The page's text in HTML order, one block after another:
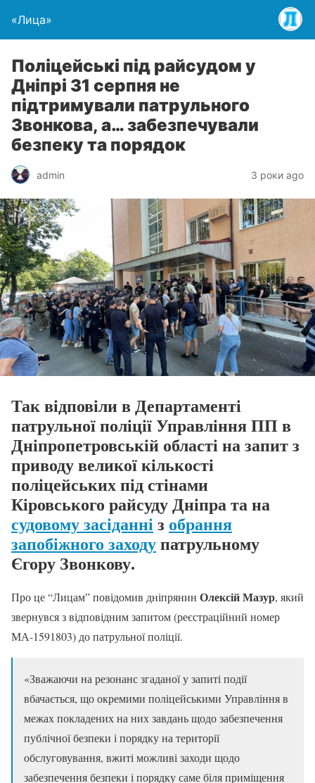
«Лица»
Поліцейські під райсудом у
Дніпрі 31 серпня не
підтримували патрульного
Звонкова, а… забезпечували
безпеку та порядок
admin 3 роки ago
Так відповіли в Департаменті
патрульної поліції Управління ПП в
Дніпропетровській області на запит з
приводу великої кількості
поліцейських під стінами
Кіровського райсуду Дніпра та на
судовому засіданніз обрання
запобіжного заходупатрульному
Єгору Звонкову.
Про це “Лицам” повідомив дніпрянин Олексій Мазур, який
звернувся з відповідним запитом (реєстраційний номер
МА-1591803) до патрульної поліції.
«Зважаючи на резонанс згаданої у запиті події
вбачається, що окремими поліцейськими Управління в
межах покладених на них завдань щодо забезпечення
публічної безпеки і порядку на території
обслуговування, вжиті можливі заходи щодо
забезпечення безпеки і порядку саме біля приміщення